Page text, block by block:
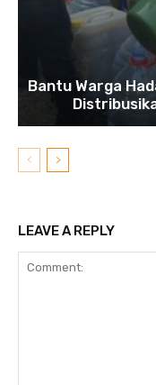
Bantu Warga
LEAVE A REPLY